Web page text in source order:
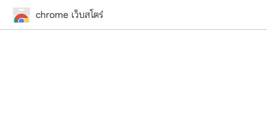
chrome เว็บสโตร์